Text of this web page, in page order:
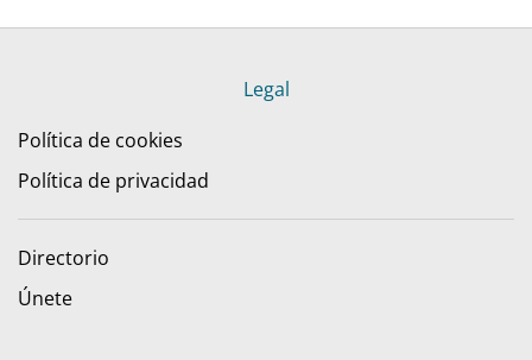
Legal
Política de cookies
Política de privacidad
Directorio
Únete